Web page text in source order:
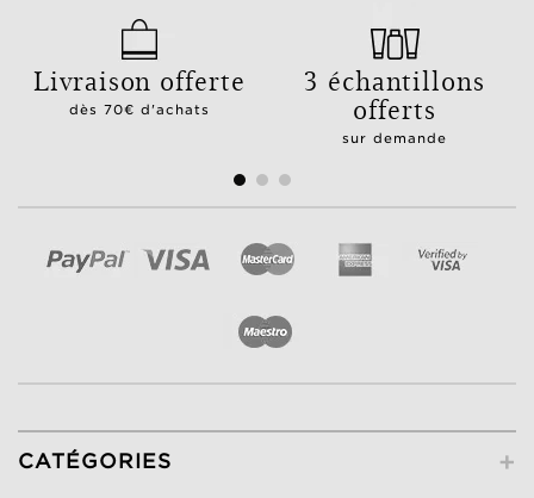
Livraison offerte
dès 70€ d'achats
3 échantillons
offerts
sur demande
+
CATÉGORIES